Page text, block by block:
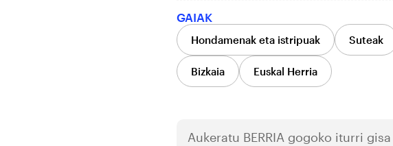
GAIAK
Hondamenak eta istripuak Suteak
Bizkaia Euskal Herria
Aukeratu BERRIA gogoko iturri